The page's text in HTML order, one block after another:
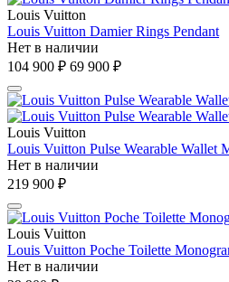
Louis Vuitton
Louis Vuitton Damier Rings Pendant
Нет в наличии
104 900 ₽ 69 900 ₽
Louis Vuitton
Louis Vuitton Pulse Wearable Wallet
Нет в наличии
219 900 ₽
Louis Vuitton
Louis Vuitton Poche Toilette
Нет в наличии